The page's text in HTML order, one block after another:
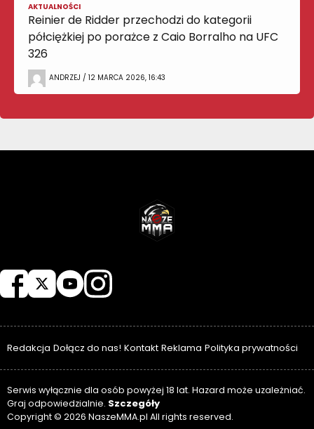
AKTUALNOŚCI
Reinier de Ridder przechodzi do kategorii
półciężkiej po porażce z Caio Borralho na UFC
326
ANDRZEJ / 12 MARCA 2026, 16:43
Redakcja Dołącz do nas! Kontakt Reklama Polityka prywatności
Serwis wyłącznie dla osób powyżej 18 lat. Hazard może uzależniać.
Graj odpowiedzialnie. Szczegóły
Copyright © 2026 NaszeMMA.pl All rights reserved.